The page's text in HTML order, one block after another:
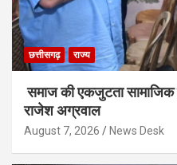
छत्तीसगढ़ राज्य
समाज की एकजुटता
राजेश अग्रवाल
August 7, 2026 News Desk